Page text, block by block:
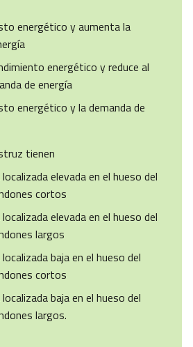
energético y aumenta la
energético y reduce al
de energía
energético y la demanda de
tienen
elevada en el hueso del
cortos
elevada en el hueso del
largos
baja en el hueso del
cortos
baja en el hueso del
largos.